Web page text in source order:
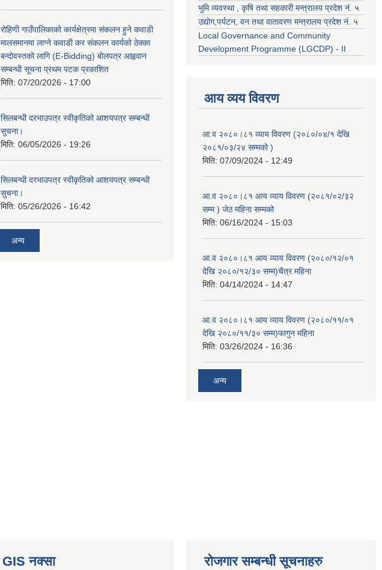
रोहिणी गाउँपालिकाको कार्यक्षेत्रमा संकलन हुने कवाडी
मालसमानमा लाग्ने कवाडी कर संकलन कार्यको ठेक्का
बन्दोवस्तको लागि (E-Bidding) बोलपत्र आह्ववान
सम्बन्धी सूचना प्रथम पटक प्रकाशित
मिति: 07/20/2026 - 17:00
सिलबन्धी दरभाउपत्र स्वीकृतिको आशयपत्र सम्बन्धी
सुचना।
मिति: 06/05/2026 - 19:26
सिलबन्धी दरभाउपत्र स्वीकृतिको आशयपत्र सम्बन्धी
सुचना।
मिति: 05/26/2026 - 16:42
अन्य
भुमि व्यवस्था , कृषि तथा सहकारी मन्त्रालय प्रदेश नं. ५
उद्याेग,पर्यटन, वन तथा वातावरण मन्त्रालय प्रदेश नं. ५
Local Governance and Community
Development Programme (LGCDP) - II
आय व्यय विवरण
आ.व २०८०।८१ व्याय विवरण (२०८०/०४/१ देखि
२०८१/०३/२४ सम्मको )
मिति: 07/09/2024 - 12:49
आ.व २०८०।८१ आय व्याय विवरण (२०८१/०२/३२
सम्म ) जेठ महिना सम्मको
मिति: 06/16/2024 - 15:03
आ.व २०८०।८१ आय व्याय विवरण (२०८०/१२/०१
देखि २०८०/१२/३० सम्म)चैत्र महिना
मिति: 04/14/2024 - 14:47
आ.व २०८०।८१ आय व्याय विवरण (२०८०/११/०१
देखि २०८०/११/३० सम्म)फागुन महिना
मिति: 03/26/2024 - 16:36
अन्य
GIS नक्सा रोजगार सम्बन्धी सूचनाहरु